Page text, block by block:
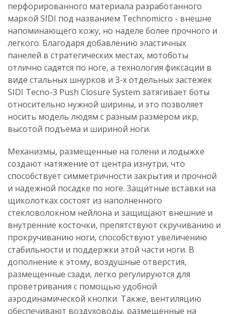
перфорированного материала разработанного
маркой SIDI под названием Technomicro - внешне
напоминающего кожу, но наделе более прочного и
легкого. Благодаря добавлению эластичных
панелей в стратегических местах, мотоботы
отлично садятся по ноге, а технология фиксации в
виде стальных шнурков и 3-х отдельных застежек
SIDI Tecno-3 Push Closure System затягивает боты
относительно нужной ширины, и это позволяет
носить модель людям с разным размером икр,
высотой подъема и шириной ноги.
Механизмы, размещенные на голени и лодыжке
создают натяжение от центра изнутри, что
способствует симметричности закрытия и прочной
и надежной посадке по ноге. Защитные вставки на
щиколотках состоят из наполненного
стекловолокном нейлона и защищают внешние и
внутренние косточки, препятствуют скручиванию и
прокручиванию ноги, способствуют увеличению
стабильности и поддержки этой части ноги. В
дополнение к этому, воздушные отверстия,
размещенные сзади, легко регулируются для
проветривания с помощью удобной
аэродинамической кнопки. Также, вентиляцию
обеспечивают воздуховоды, размещенные на